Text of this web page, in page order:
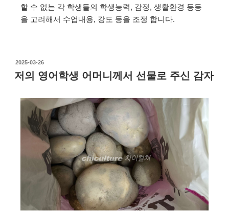
할 수 없는 각 학생들의 학생능력, 감정, 생활환경 등등
을 고려해서 수업내용, 강도 등을 조정 합니다.
2025-03-26
저의 영어학생 어머니께서 선물로 주신 감자